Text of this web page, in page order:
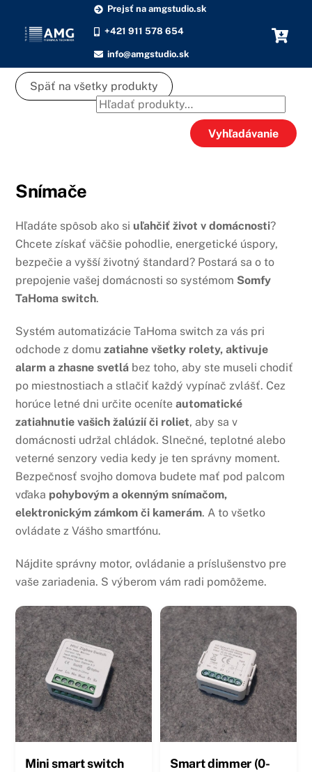
content
Prejsť na amgstudio.sk
+421 911 578 654
info@amgstudio.sk
Späť na všetky produkty
Hľadať:
Vyhľadávanie
Snímače
Hľadáte spôsob ako si uľahčiť život v domácnosti?
Chcete získať väčšie pohodlie, energetické úspory,
bezpečie a vyšší životný štandard? Postará sa o to
prepojenie vašej domácnosti so systémom Somfy
TaHoma switch.
Systém automatizácie TaHoma switch za vás pri
odchode z domuzatiahne všetky rolety, aktivuje
alarm a zhasne svetlá bez toho, aby ste museli chodiť
po miestnostiach a stlačiť každý vypínač zvlášť. Cez
horúce letné dni určite oceníteautomatické
zatiahnutie vašich žalúzií či roliet, aby sa v
domácnosti udržal chládok. Slnečné, teplotné alebo
veterné senzory vedia kedy je ten správny moment.
Bezpečnosť svojho domova budete mať pod palcom
vďaka pohybovým a okenným snímačom,
elektronickým zámkom či kamerám. A to všetko
ovládate z Vášho smartfónu.
Nájdite správny motor, ovládanie a príslušenstvo pre
vaše zariadenia. S výberom vám radi pomôžeme.
Mini smart switch
Smart dimmer (0-